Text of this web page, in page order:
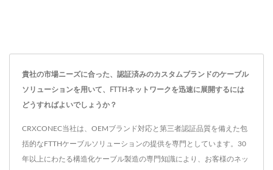
貴社の市場ニーズに合った、認証済みのカスタムブランドのケーブル
ソリューションを用いて、FTTHネットワークを迅速に展開するには
どうすればよいでしょうか？
CRXCONEC当社は、OEMブランド対応と第三者認証品質を備えた包
括的なFTTHケーブルソリューションの提供を専門としています。30
年以上にわたる構造化ケーブル製造の専門知識により、お客様のネッ